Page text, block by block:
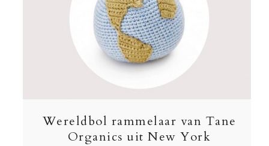
Wereldbol rammelaar van Tane
Organics uit New York